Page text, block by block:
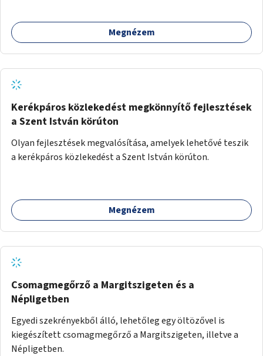
Megnézem
Kerékpáros közlekedést megkönnyítő fejlesztések
a Szent István körúton
Olyan fejlesztések megvalósítása, amelyek lehetővé teszik
a kerékpáros közlekedést a Szent István körúton.
Megnézem
Csomagmegőrző a Margitszigeten és a
Népligetben
Egyedi szekrényekből álló, lehetőleg egy öltözővel is
kiegészített csomagmegőrző a Margitszigeten, illetve a
Népligetben.